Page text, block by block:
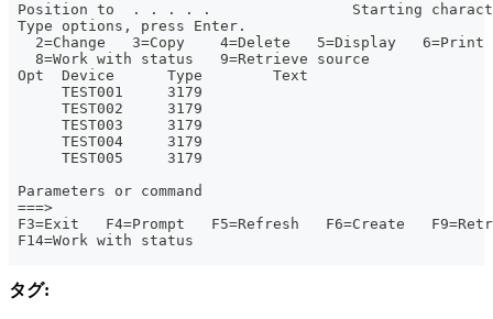
Position to  . . . . .                Starting
Type options, press Enter.
2=Change   3=Copy    4=Delete   5=Display   6=Print
   8=Work with status   9=Retrieve source
Opt  Device      Type        Text
      TEST001     3179
      TEST002     3179
      TEST003     3179
      TEST004     3179
      TEST005     3179
Parameters or command
===>
F3=Exit   F4=Prompt   F5=Refresh   F6=Create
F14=Work with status
タグ: